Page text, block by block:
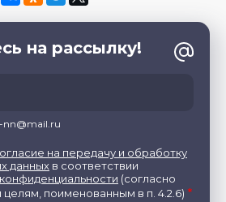
на рассылку!
на передачу и обработку
данных в соответствии
(согласно
целям, поименованным в п. 4.2.6) *